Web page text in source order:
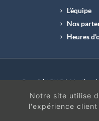
L’équipe
Nos
Heures
Copyright CLI © | Mentions
N°Entreprise :
Notre site utilise
l'expérience